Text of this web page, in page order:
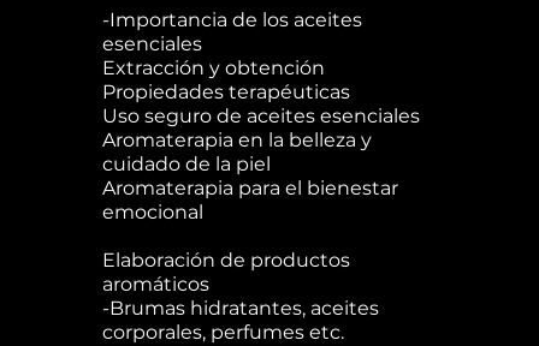
-Importancia de los aceites
esenciales
Extracción y obtención
Propiedades terapéuticas
Uso seguro de aceites esenciales
Aromaterapia en la belleza y
cuidado de la piel
Aromaterapia para el bienestar
emocional
Elaboración de productos
aromáticos
-Brumas hidratantes, aceites
corporales, perfumes etc.